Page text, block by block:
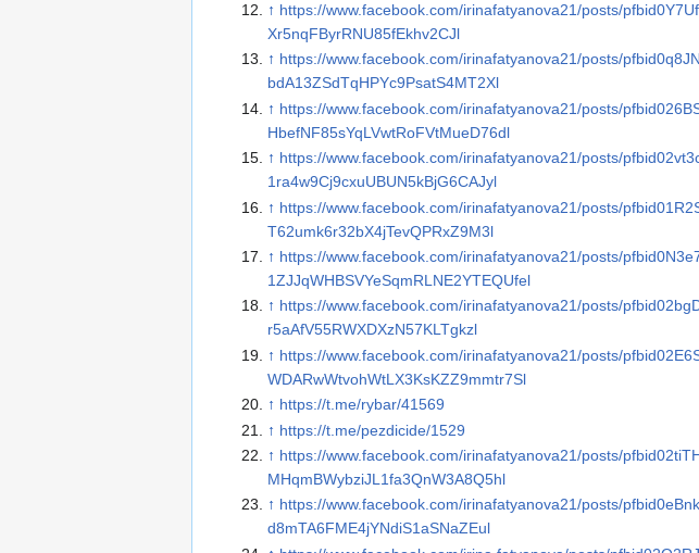
↑ https://www.facebook.com/irinafatyanova21/posts/
Xr5nqFByrRNU85fEkhv2CJl
↑ https://www.facebook.com/irinafatyanova21/posts/
bdA13ZSdTqHPYc9PsatS4MT2Xl
↑ https://www.facebook.com/irinafatyanova21/posts/
HbefNF85sYqLVwtRoFVtMueD76dl
↑ https://www.facebook.com/irinafatyanova21/posts/
1ra4w9Cj9cxuUBUN5kBjG6CAJyl
↑ https://www.facebook.com/irinafatyanova21/posts/
T62umk6r32bX4jTevQPRxZ9M3l
↑ https://www.facebook.com/irinafatyanova21/posts/
1ZJJqWHBSVYeSqmRLNE2YTEQUfel
↑ https://www.facebook.com/irinafatyanova21/posts/
r5aAfV55RWXDXzN57KLTgkzl
↑ https://www.facebook.com/irinafatyanova21/posts/
WDARwWtvohWtLX3KsKZZ9mmtr7Sl
↑ https://t.me/rybar/41569
↑ https://t.me/pezdicide/1529
↑ https://www.facebook.com/irinafatyanova21/posts/
MHqmBWybziJL1fa3QnW3A8Q5hl
↑ https://www.facebook.com/irinafatyanova21/posts/
d8mTA6FME4jYNdiS1aSNaZEul